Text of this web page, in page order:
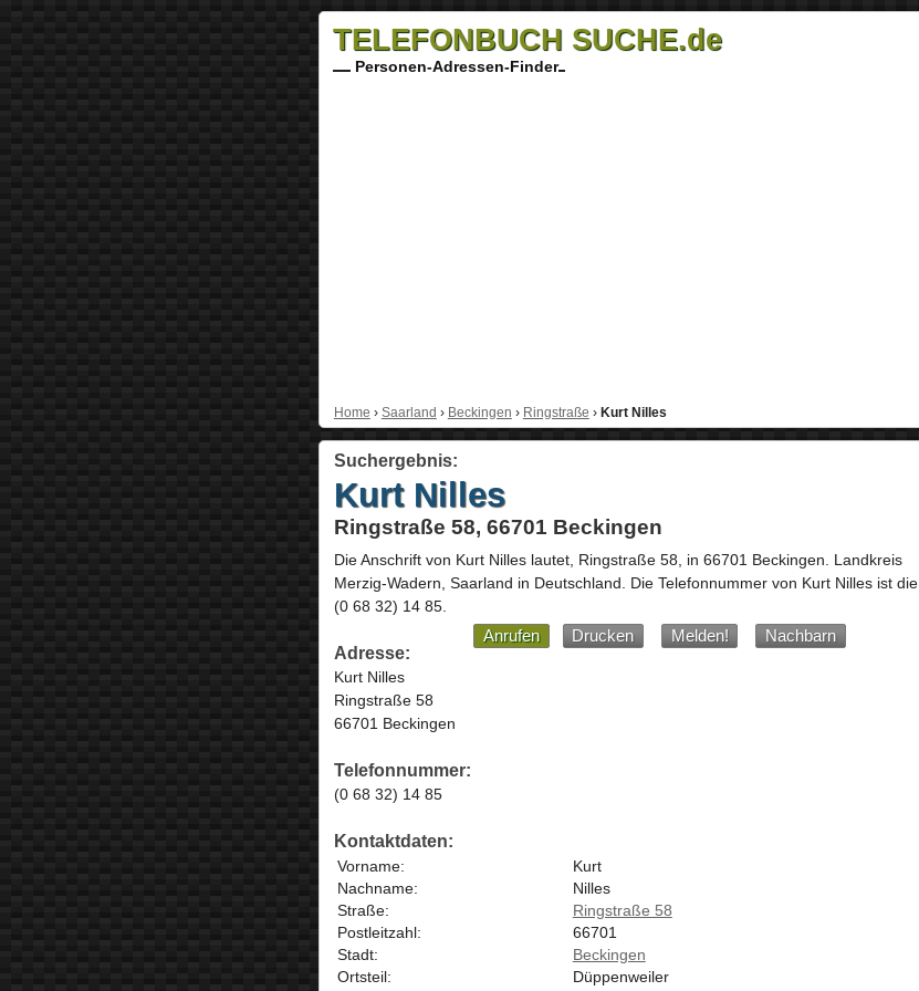
TELEFONBUCH SUCHE.de
Personen-Adressen-Finder
Home › Saarland › Beckingen › Ringstraße › Kurt Nilles
Suchergebnis:
Kurt Nilles
Ringstraße 58, 66701 Beckingen
Die Anschrift von Kurt Nilleslautet, Ringstraße 58 , in 66701 Beckingen . Landkreis
Merzig-Wadern, Saarland in Deutschland
Die Telefonnummer von Kurt Nilles ist die
(0 68 32) 14 85.
Anrufen Drucken Melden!
Nachbarn
Adresse:
Kurt Nilles
Ringstraße 58
66701 Beckingen
Telefonnummer:
(0 68 32) 14 85
Kontaktdaten:
Vorname:
Kurt
Nachname:
Nilles
Straße:
Ringstraße 58
Postleitzahl:
66701
Stadt:
Beckingen
Ortsteil:
Düppenweiler